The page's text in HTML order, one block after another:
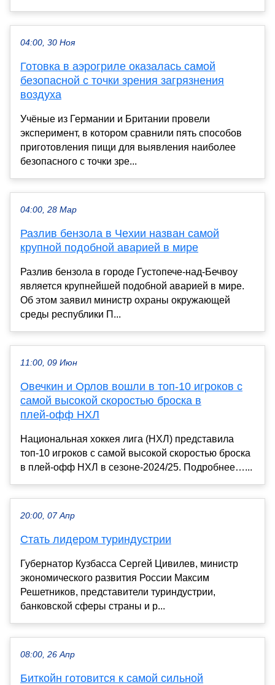
04:00, 30 Ноя
Готовка в аэрогриле оказалась самой
безопасной с точки зрения загрязнения
воздуха
Учёные из Германии и Британии провели
эксперимент, в котором сравнили пять способов
приготовления пищи для выявления наиболее
безопасного с точки зре...
04:00, 28 Мар
Разлив бензола в Чехии назван самой
крупной подобной аварией в мире
Разлив бензола в городе Густопече-над-Бечвоу
является крупнейшей подобной аварией в мире.
Об этом заявил министр охраны окружающей
среды республики П...
11:00, 09 Июн
Овечкин и Орлов вошли в топ‑10 игроков с
самой высокой скоростью броска в
плей‑офф НХЛ
Национальная хоккея лига (НХЛ) представила
топ‑10 игроков с самой высокой скоростью броска
в плей‑офф НХЛ в сезоне‑2024/25. Подробнее…...
20:00, 07 Апр
Стать лидером туриндустрии
Губернатор Кузбасса Сергей Цивилев, министр
экономического развития России Максим
Решетников, представители туриндустрии,
банковской сферы страны и р...
08:00, 26 Апр
Биткойн готовится к самой сильной